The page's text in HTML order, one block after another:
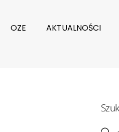
OZE AKTUALNOŚCI